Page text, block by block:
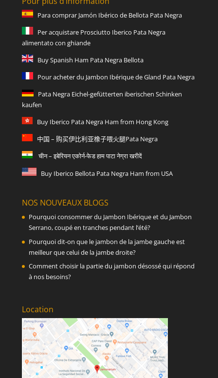
Para comprar Jamón Ibérico de Bellota Pata Negra
Per acquistare Prosciutto Iberico Pata Negra
alimentato con ghiande
Buy Spanish Ham Pata Negra Bellota
Pour acheter du Jambon Ibérique de Gland Pata Negra
Pata Negra Eichel-gefütterten iberischen Schinken
kaufen
Buy Iberico Pata Negra Ham from Hong Kong
中国 – 购买伊比利亚橡子喂火腿Pata Negra
चीन – इबेरियन एकोर्न-फेड हाम पाटा नेग्रा खरीदें
Buy Iberico Bellota Pata Negra Ham from USA
NOS NOUVEAUX BLOGS
Pourquoi consommer du Jambon Ibérique et du Jambon
Serrano, coupé en tranches pendant l’été?
Pourquoi dit-on que le jambon de la jambe gauche est
meilleur que celui de la jambe droite?
Comment choisir la partie du jambon désossé qui répond
à nos besoins?
Location